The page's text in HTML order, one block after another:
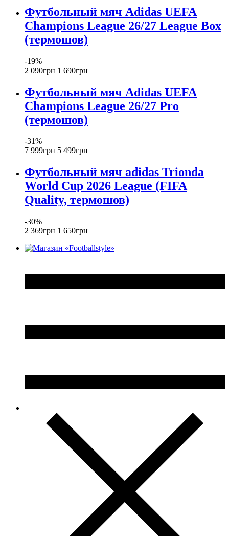
Футбольный мяч Adidas UEFA
Champions League 26/27 League Box
(термошов)
-19%
2 090грн 1 690грн
Футбольный мяч Adidas UEFA
Champions League 26/27 Pro
(термошов)
-31%
7 999грн 5 499грн
Футбольный мяч adidas Trionda
World Cup 2026 League (FIFA
Quality, термошов)
-30%
2 369грн 1 650грн